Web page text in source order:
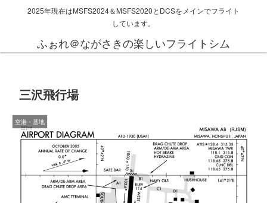
2025年現在はMSFS2024＆MSFS2020とDCSをメインでフライト
しています。
ふぉれ＠ながさきの楽しいフライトシム
三沢飛行場
空港・基地